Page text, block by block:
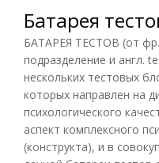
Батарея
БАТАРЕЯ ТЕСТОВ (от
подразделение и англ.
нескольких тестовых
которых направлен на
психологического
аспект комплексного
(конструкта), и в